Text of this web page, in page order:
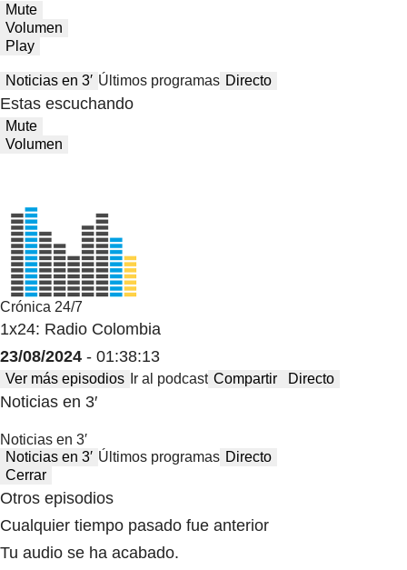
Mute
Volumen
Play
Noticias en 3′ Últimos programas Directo
Estas escuchando
Mute
Volumen
Crónica 24/7
1x24: Radio Colombia
23/08/2024 - 01:38:13
Ver más episodios Ir al podcast Compartir Directo
Noticias en 3′
Noticias en 3′
Noticias en 3′ Últimos programas Directo
Cerrar
Otros episodios
Cualquier tiempo pasado fue anterior
Tu audio se ha acabado.